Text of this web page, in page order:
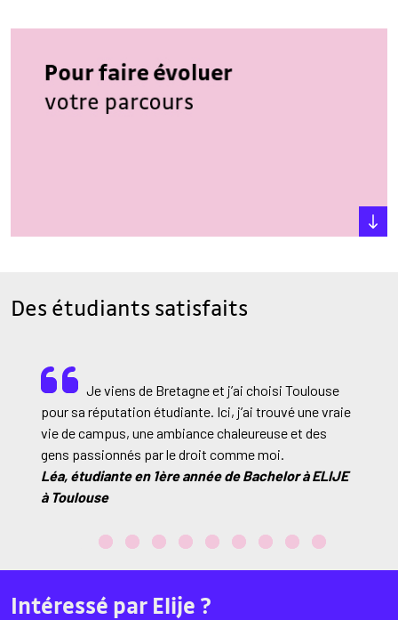
Des étudiants satisfaits
Je viens de Bretagne et j’ai choisi Toulouse
pour sa réputation étudiante. Ici, j’ai trouvé une vraie
vie de campus, une ambiance chaleureuse et des
gens passionnés par le droit comme moi.
Léa, étudiante en 1ère année de Bachelor à ELIJE
à Toulouse
Intéressé par Elije ?